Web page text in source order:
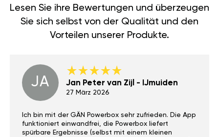
Lesen Sie ihre Bewertungen und überzeugen
Sie sich selbst von der Qualität und den
Vorteilen unserer Produkte.
JA Jan Peter van Zijl - IJmuiden
27 März 2026
Ich bin mit der GÄN Powerbox sehr zufrieden. Die App
funktioniert einwandfrei, die Powerbox liefert
spürbare Ergebnisse (selbst mit einem kleinen